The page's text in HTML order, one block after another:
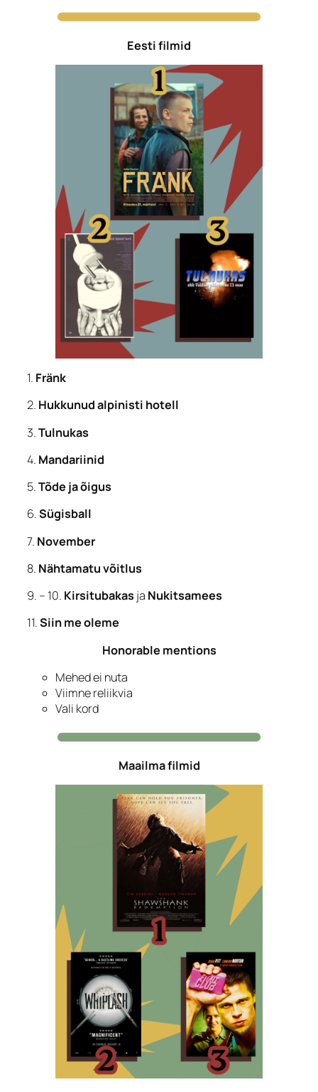
Eesti filmid
1. Fränk
2. Hukkunud alpinisti hotell
3.Tulnukas
4. Mandariinid
5.Tõde ja õigus
6.Sügisball
7. November
8. Nähtamatuvõitlus
9. – 10. Kirsitubakas ja Nukitsamees
11.Siin me oleme
Honorable mentions
Mehed ei nuta
Viimne reliikvia
Vali kord
Maailma filmid